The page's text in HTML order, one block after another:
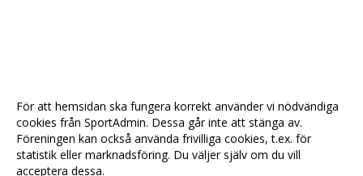
För att hemsidan ska fungera korrekt använder vi nödvändiga
cookies från SportAdmin. Dessa går inte att stänga av.
Föreningen kan också använda frivilliga cookies, t.ex. för
statistik eller marknadsföring. Du väljer själv om du vill
acceptera dessa.